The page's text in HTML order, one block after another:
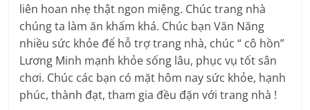
liên hoan nhẹ thật ngon miệng. Chúc trang nhà
chúng ta làm ăn khấm khá. Chúc bạn Văn Năng
nhiều sức khỏe để hỗ trợ trang nhà, chúc “ cô hồn”
Lương Minh mạnh khỏe sống lâu, phục vụ tốt sân
chơi. Chúc các bạn có mặt hôm nay sức khỏe, hạnh
phúc, thành đạt, tham gia đều đặn với trang nhà !